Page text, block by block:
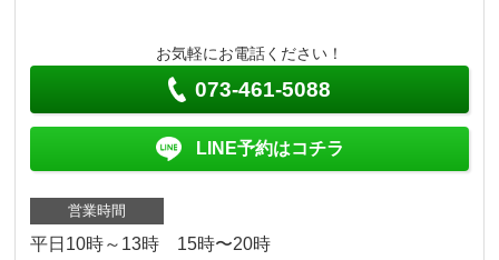
お気軽にお電話ください！
073-461-5088
LINE予約はコチラ
営業時間
平日10時～13時 15時〜20時